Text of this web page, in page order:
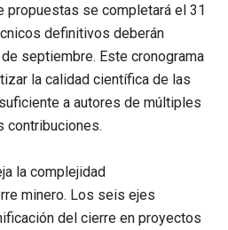
propuestas se completará el 31
definitivos deberán
septiembre. Este cronograma
la calidad científica de las
a autores de múltiples
contribuciones.
la complejidad
minero. Los seis ejes
del cierre en proyectos